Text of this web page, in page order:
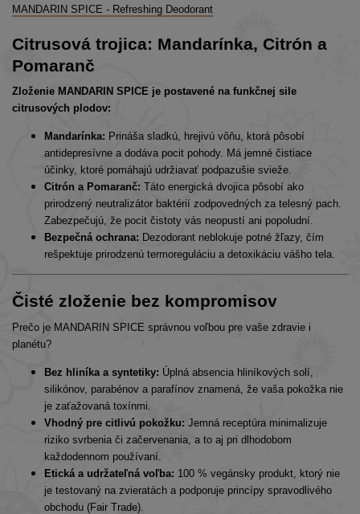
MANDARIN SPICE - Refreshing Deodorant
Citrusová trojica: Mandarínka, Citrón a
Pomaranč
Zloženie MANDARIN SPICE je postavené na funkčnej sile
citrusových plodov:
Mandarínka: Prináša sladkú, hrejivú vôňu, ktorá pôsobí
antidepresívne a dodáva pocit pohody. Má jemné čistiace
účinky, ktoré pomáhajú udržiavať podpazušie svieže.
Citrón a Pomaranč: Táto energická dvojica pôsobí ako
prirodzený neutralizátor baktérií zodpovedných za telesný pach.
Zabezpečujú, že pocit čistoty vás neopustí ani popoludní.
Bezpečná ochrana: Dezodorant neblokuje potné žľazy, čím
rešpektuje prirodzenú termoreguláciu a detoxikáciu vášho tela.
Čisté zloženie bez kompromisov
Prečo je MANDARIN SPICE správnou voľbou pre vaše zdravie i
planétu?
Bez hliníka a syntetiky: Úplná absencia hliníkových solí,
silikónov, parabénov a parafínov znamená, že vaša pokožka nie
je zaťažovaná toxínmi.
Vhodný pre citlivú pokožku: Jemná receptúra minimalizuje
riziko svrbenia či začervenania, a to aj pri dlhodobom
každodennom používaní.
Etická a udržateľná voľba: 100 % vegánsky produkt, ktorý nie
je testovaný na zvieratách a podporuje princípy spravodlivého
obchodu (Fair Trade).